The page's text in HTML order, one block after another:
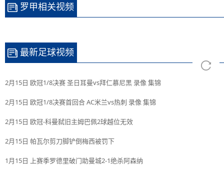
罗甲相关视频
最新足球视频
2月15日 欧冠1/8决赛 圣日耳曼vs拜仁慕尼黑 录像 集锦
2月15日 欧冠1/8决赛首回合 AC米兰vs热刺 录像 集锦
2月15日 欧冠-科曼弑旧主姆巴佩2球越位无效
2月15日 帕瓦尔剪刀脚铲倒梅西被罚下
1月15日 上赛季罗德里破门助曼城2-1绝杀阿森纳